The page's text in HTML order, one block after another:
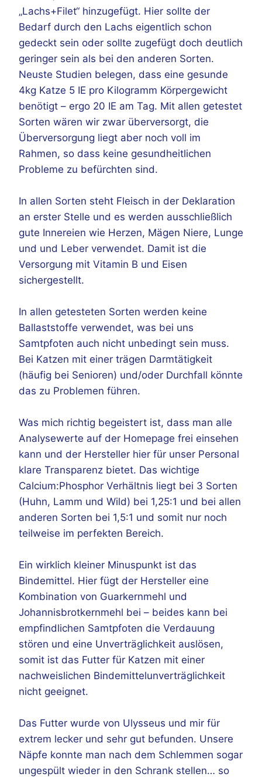
„Lachs+Filet“ hinzugefügt. Hier sollte der
Bedarf durch den Lachs eigentlich schon
gedeckt sein oder sollte zugefügt doch deutlich
geringer sein als bei den anderen Sorten.
Neuste Studien belegen, dass eine gesunde
4kg Katze 5 IE pro Kilogramm Körpergewicht
benötigt – ergo 20 IE am Tag. Mit allen getestet
Sorten wären wir zwar überversorgt, die
Überversorgung liegt aber noch voll im
Rahmen, so dass keine gesundheitlichen
Probleme zu befürchten sind.
In allen Sorten steht Fleisch in der Deklaration
an erster Stelle und es werden ausschließlich
gute Innereien wie Herzen, Mägen Niere, Lunge
und und Leber verwendet. Damit ist die
Versorgung mit Vitamin B und Eisen
sichergestellt.
In allen getesteten Sorten werden keine
Ballaststoffe verwendet, was bei uns
Samtpfoten auch nicht unbedingt sein muss.
Bei Katzen mit einer trägen Darmtätigkeit
(häufig bei Senioren) und/oder Durchfall könnte
das zu Problemen führen.
Was mich richtig begeistert ist, dass man alle
Analysewerte auf der Homepage frei einsehen
kann und der Hersteller hier für unser Personal
klare Transparenz bietet. Das wichtige
Calcium:Phosphor Verhältnis liegt bei 3 Sorten
(Huhn, Lamm und Wild) bei 1,25:1 und bei allen
anderen Sorten bei 1,5:1 und somit nur noch
teilweise im perfekten Bereich.
Ein wirklich kleiner Minuspunkt ist das
Bindemittel. Hier fügt der Hersteller eine
Kombination von Guarkernmehl und
Johannisbrotkernmehl bei – beides kann bei
empfindlichen Samtpfoten die Verdauung
stören und eine Unverträglichkeit auslösen,
somit ist das Futter für Katzen mit einer
nachweislichen Bindemittelunverträglichkeit
nicht geeignet.
Das Futter wurde von Ulysseus und mir für
extrem lecker und sehr gut befunden. Unsere
Näpfe konnte man nach dem Schlemmen sogar
ungespült wieder in den Schrank stellen… so